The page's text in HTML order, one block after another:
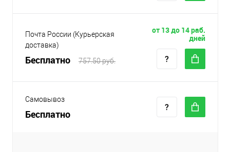
Почта России (Курьерская
доставка)
Бесплатно 757.50 руб.
от 13 до 14 раб.
дней
Самовывоз
Бесплатно